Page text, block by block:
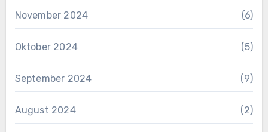
November 2024 (6)
Oktober 2024 (5)
September 2024 (9)
August 2024 (2)